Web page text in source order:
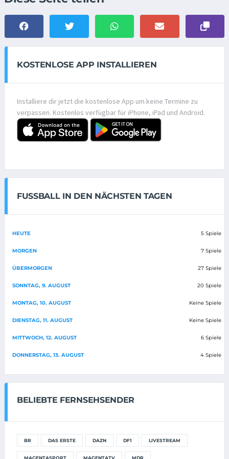
KOSTENLOSE APP INSTALLIEREN
Installiere dir jetzt die kostenlose App um keine Termine zu
verpassen. Kostenlos verfügbar für iPhone, iPad und Android.
FUSSBALL IN DEN NÄCHSTEN TAGEN
HEUTE 5 Spiele
MORGEN 7 Spiele
ÜBERMORGEN 27 Spiele
SONNTAG, 9. AUGUST 20 Spiele
MONTAG, 10. AUGUST Keine Spiele
DIENSTAG, 11. AUGUST Keine Spiele
MITTWOCH, 12. AUGUST 6 Spiele
DONNERSTAG, 13. AUGUST 4 Spiele
BELIEBTE FERNSEHSENDER
BR DAS ERSTE DAZN DF1 LIVESTREAM
MAGENTASPORT MAGENTATV MDR